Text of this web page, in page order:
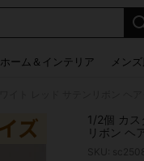
ホーム＆インテリア メンズ
1/2個 カ
リボン ヘ
ーディン